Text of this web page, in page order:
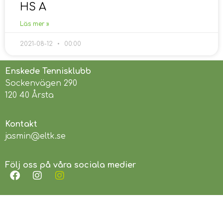
HS A
Läs mer »
2021-08-12 00:00
Enskede Tennisklubb
Sockenvägen 290
120 40 Årsta
Kontakt
jasmin@eltk.se
Följ oss på våra sociala medier